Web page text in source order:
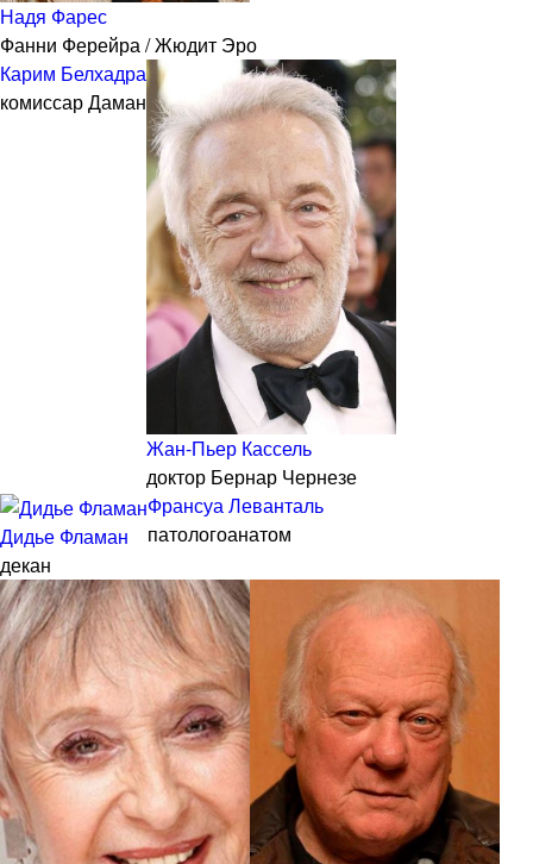
Надя Фарес
Фанни Ферейра / Жюдит Эро
Карим Белхадра
комиссар Даман
Жан-Пьер Кассель
доктор Бернар Чернезе
Дидье Фламан
декан
Франсуа Леванталь
патологоанатом